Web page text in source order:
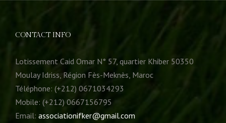
CONTACT INFO
Lotissement Caid Omar N° 57, quartier Khiber 50350
Moulay Idriss, Région Fès-Meknès, Maroc
Téléphone: (+212) 0671034293
Mobile: (+212) 0667156795
Email: associationifker@gmail.com